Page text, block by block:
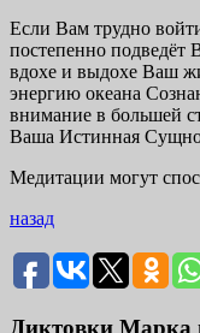
Если Вам трудно
постепенно подведёт
вдохе и выдохе Ваш
энергию океана
внимание в большей
Ваша Истинная
Медитации могут
назад
Диктовки Марка